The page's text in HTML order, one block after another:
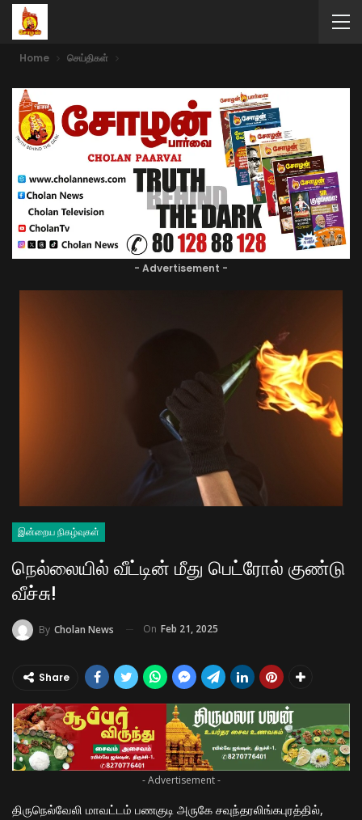
Home செய்திகள்
- Advertisement -
இன்றைய நிகழ்வுகள்
நெல்லையில் வீட்டின் மீது பெட்ரோல் குண்டு
வீச்சு!
By Cholan News On Feb 21, 2025
Share
- Advertisement -
திருநெல்வேலி மாவட்டம் பணகுடி அருகே சவுந்தரலிங்கபுரத்தில்,